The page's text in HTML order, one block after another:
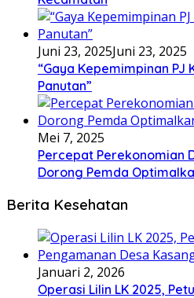
Juni 23, 2025Juni 23, 2025
“Gaya Kepemimpinan
Panutan”
Mei 7, 2025
Percepat Perekonomian
Dorong Pemda
Berita Kesehatan
Januari 2, 2026
Operasi Lilin LK 2025,